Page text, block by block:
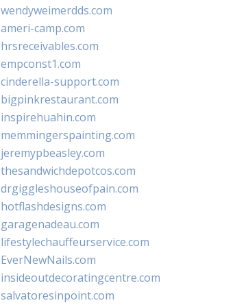
wendyweimerdds.com
ameri-camp.com
hrsreceivables.com
empconst1.com
cinderella-support.com
bigpinkrestaurant.com
inspirehuahin.com
memmingerspainting.com
jeremypbeasley.com
thesandwichdepotcos.com
drgiggleshouseofpain.com
hotflashdesigns.com
garagenadeau.com
lifestylechauffeurservice.com
EverNewNails.com
insideoutdecoratingcentre.com
salvatoresinpoint.com